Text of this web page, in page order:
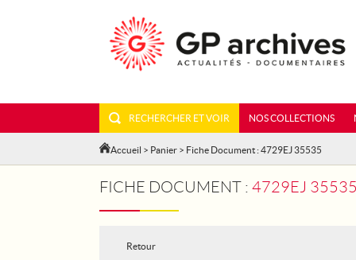
RECHERCHER ET VOIR NOS COLLECTIONS
Accueil > Panier > Fiche Document : 4729EJ 35535
FICHE DOCUMENT : 4729EJ 35535 - TOUR
Retour